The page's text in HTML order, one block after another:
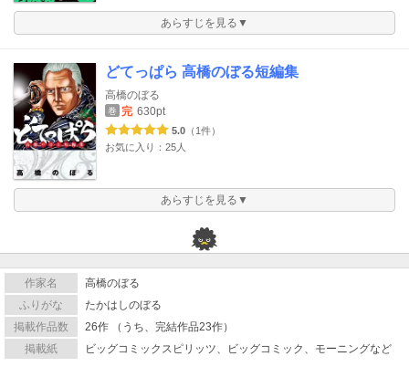
あらすじを見る▼
どてっぱら 高橋のぼる短編集
高橋のぼる
巻 完 630pt
5.0 （1件）
お気に入り：25人
あらすじを見る▼
作家名
高橋のぼる
ふりがな
たかはしのぼる
掲載作品数
26作 （うち、完結作品23作）
掲載紙
ビッグコミックスピリッツ、ビッグコミック、モーニングなど